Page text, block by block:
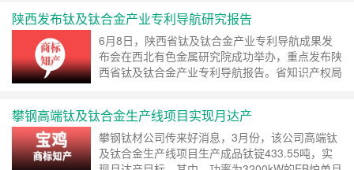
机型。 对比来看，iPhone 14 Pro重206克、
iPhone 14 P……继续阅读 »
陕西发布钛及钛合金产业专利导航研究报告
6月8日，陕西省钛及钛合金产业专利导航成果发
布会在西北有色金属研究院成功举办，重点发布陕
西省钛及钛合金产业专利导航报告。省知识产权局
出，党的二十大报告提出“加强知识产权法治保
障，形成支持全面创新的基础制度”，对我国知识
产权工作提出了更高要求。省知识产权局认真贯彻
落实习近平总……继续阅读 »
攀钢高端钛及钛合金生产线项目实现月达产
攀钢钛材公司传来好消息，3月份，该公司高端钛
及钛合金生产线项目生产成品钛锭433.55吨，实